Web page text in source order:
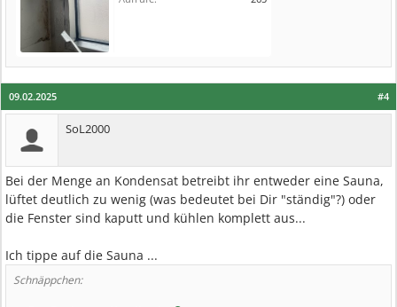
#4
09.02.2025
SoL2000
Bei der Menge an Kondensat betreibt ihr entweder eine Sauna,
lüftet deutlich zu wenig (was bedeutet bei Dir "ständig"?) oder
die Fenster sind kaputt und kühlen komplett aus...
Ich tippe auf die Sauna ...
Schnäppchen: